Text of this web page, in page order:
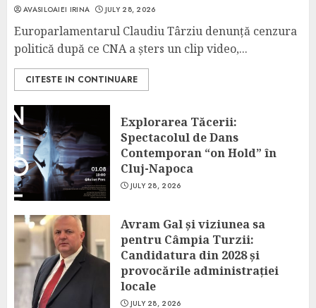
AVASILOAIEI IRINA JULY 28, 2026
Europarlamentarul Claudiu Târziu denunță cenzura
politică după ce CNA a șters un clip video,...
CITESTE IN CONTINUARE
Explorarea Tăcerii:
Spectacolul de Dans
Contemporan “on Hold” în
Cluj-Napoca
JULY 28, 2026
Avram Gal și viziunea sa
pentru Câmpia Turzii:
Candidatura din 2028 și
provocările administrației
locale
JULY 28, 2026